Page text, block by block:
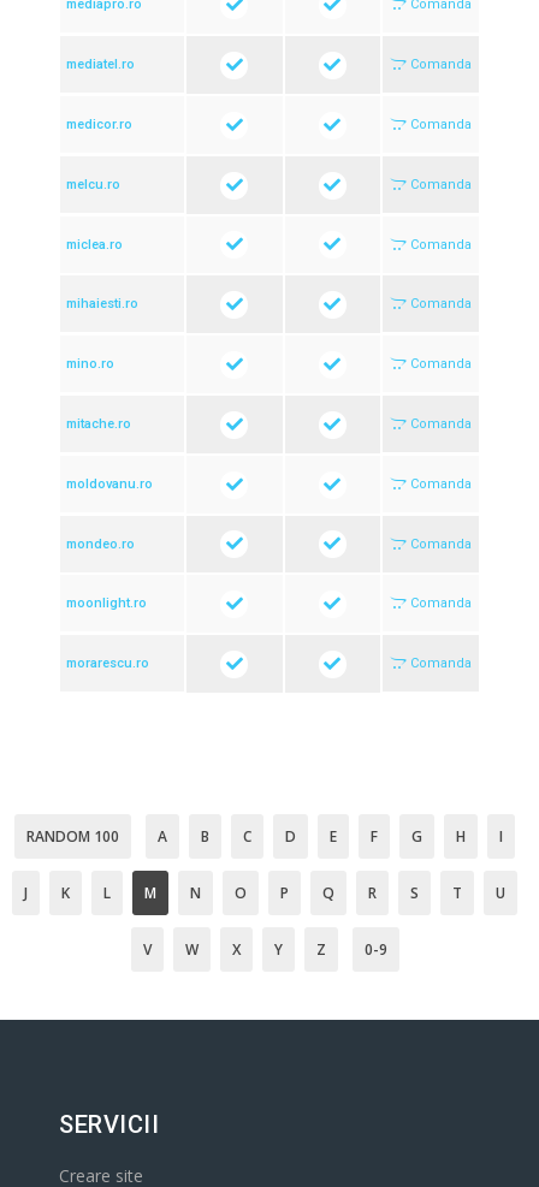
mediapro.ro Comanda
mediatel.ro Comanda
medicor.ro Comanda
melcu.ro Comanda
miclea.ro Comanda
mihaiesti.ro Comanda
mino.ro Comanda
mitache.ro Comanda
moldovanu.ro Comanda
mondeo.ro Comanda
moonlight.ro Comanda
morarescu.ro Comanda
RANDOM 100 A B C D E F G H I
J K L M N O P Q R S T U
V W X Y Z 0-9
SERVICII
Creare site